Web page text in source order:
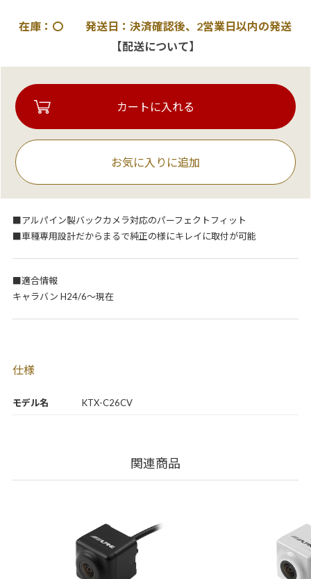
モデル名 KTX-C26CV
在庫：〇 発送日：決済確認後、2営業日以内の発送
【配送について】
お気に入りに追加
■アルパイン製バックカメラ対応のパーフェクトフィット
■車種専用設計だからまるで純正の様にキレイに取付が可能
■適合情報
キャラバン H24/6～現在
仕様
関連商品